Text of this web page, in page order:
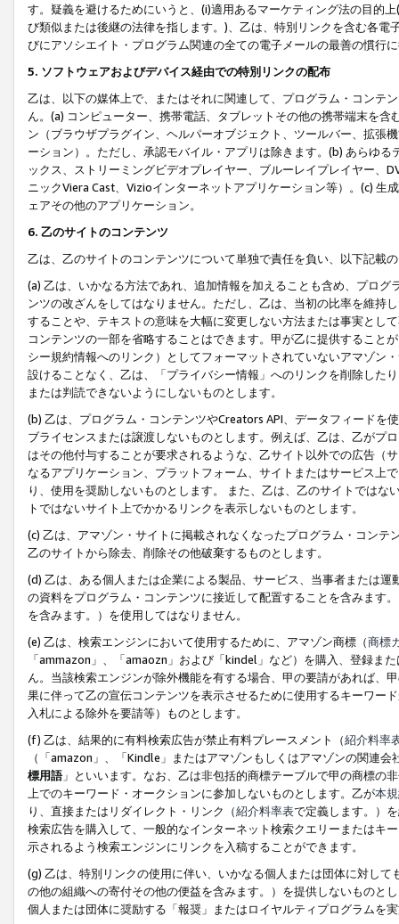
す。疑義を避けるためにいうと、(i)適用あるマーケティング法の目的
び類似または後継の法律を指します。)、乙は、特別リンクを含む各
びにアソシエイト・プログラム関連の全ての電子メールの最善の慣行
5. ソフトウェアおよびデバイス経由での特別リンクの配布
乙は、以下の媒体上で、またはそれに関連して、プログラム・コンテ
ん。(a) コンピューター、携帯電話、タブレットその他の携帯端末を
ン（ブラウザプラグイン、ヘルパーオブジェクト、ツールバー、拡張
ーション）。ただし、承認モバイル・アプリは除きます。(b) あらゆ
ックス、ストリーミングビデオプレイヤー、ブルーレイプレイヤー、
ニックViera Cast、Vizioインターネットアプリケーション等）。(c)
ェアその他のアプリケーション。
6. 乙のサイトのコンテンツ
乙は、乙のサイトのコンテンツについて単独で責任を負い、以下記載
(a) 乙は、いかなる方法であれ、追加情報を加えることも含め、プロ
ンツの改ざんをしてはなりません。ただし、乙は、当初の比率を維持
することや、テキストの意味を大幅に変更しない方法または事実とし
コンテンツの一部を省略することはできます。甲が乙に提供すること
シー規約情報へのリンク）としてフォーマットされていないアマゾン
設けることなく、乙は、「プライバシー情報」へのリンクを削除した
または判読できないようにしないものとします。
(b) 乙は、プログラム・コンテンツやCreators API、データフィード
ブライセンスまたは譲渡しないものとします。例えば、乙は、乙がプ
はその他付与することが要求されるような、乙サイト以外での広告（
なるアプリケーション、プラットフォーム、サイトまたはサービス上
り、使用を奨励しないものとします。 また、乙は、乙のサイトでは
トではないサイト上でかかるリンクを表示しないものとします。
(c) 乙は、アマゾン・サイトに掲載されなくなったプログラム・コン
乙のサイトから除去、削除その他破棄するものとします。
(d) 乙は、ある個人または企業による製品、サービス、当事者または
の資料をプログラム・コンテンツに接近して配置することを含みます
を含みます。）を使用してはなりません。
(e) 乙は、検索エンジンにおいて使用するために、アマゾン商標（商標
「ammazon」、「amaozn」および「kindel」など）を購入、登録ま
ん。当該検索エンジンが除外機能を有する場合、甲の要請があれば、
果に伴って乙の宣伝コンテンツを表示させるために使用するキーワー
入札による除外を要請等）ものとします。
(f) 乙は、結果的に有料検索広告が禁止有料プレースメント（紹介料率
（「amazon」、「Kindle」またはアマゾンもしくはアマゾンの関連
標用語」といいます。なお、乙は非包括的商標テーブルで甲の商標の
上でのキーワード・オークションに参加しないものとします。乙が本
り、直接またはリダイレクト・リンク（紹介料率表で定義します。）
検索広告を購入して、一般的なインターネット検索クエリーまたはキ
示されるよう検索エンジンにリンクを入稿することができます。
(g) 乙は、特別リンクの使用に伴い、いかなる個人または団体に対し
の他の組織への寄付その他の便益を含みます。）を提供しないものと
個人または団体に奨励する「報奨」またはロイヤルティプログラムを